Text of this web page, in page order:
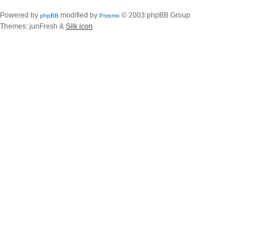
Powered by phpBB modified by Przemo © 2003 phpBB Group
Themes: junFresh & Silk icon